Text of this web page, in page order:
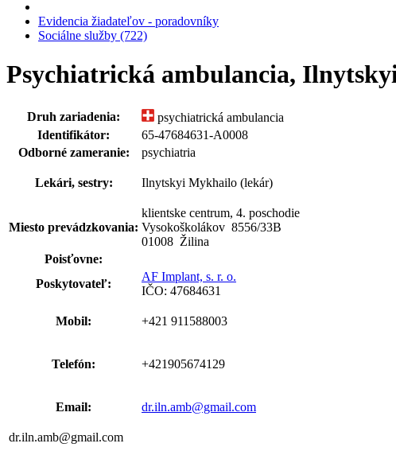
Evidencia žiadateľov - poradovníky
Sociálne služby (722)
Psychiatrická ambulancia,
Druh zariadenia:
psychiatrická ambulancia
Identifikátor:
65-47684631-A0008
Odborné zameranie:
psychiatria
Lekári, sestry: Ilnytskyi Mykhailo (lekár)
Miesto prevádzkovania:
klientske centrum, 4. poschodie
Vysokoškolákov 8556/33B
01008 Žilina
Poisťovne:
Poskytovateľ:
AF Implant, s. r. o.
IČO: 47684631
Mobil: +421 911588003
Telefón: +421905674129
Email: dr.iln.amb@gmail.com
dr.iln.amb@gmail.com